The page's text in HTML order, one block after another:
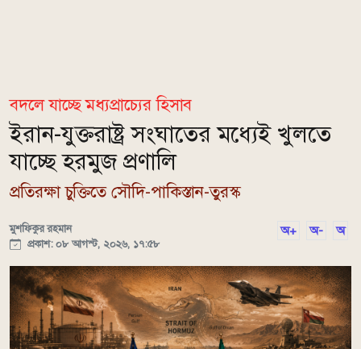
বদলে যাচ্ছে মধ্যপ্রাচ্যের হিসাব
ইরান-যুক্তরাষ্ট্র সংঘাতের মধ্যেই খুলতে
যাচ্ছে হরমুজ প্রণালি
প্রতিরক্ষা চুক্তিতে সৌদি-পাকিস্তান-তুরস্ক
মুশফিকুর রহমান
প্রকাশ: ০৮ আগস্ট, ২০২৬, ১৭:৫৮
অ+ অ- অ